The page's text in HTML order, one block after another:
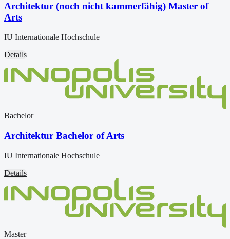
Architektur (noch nicht kammerfähig) Master of
Arts
IU Internationale Hochschule
Details
Bachelor
Architektur Bachelor of Arts
IU Internationale Hochschule
Details
Master